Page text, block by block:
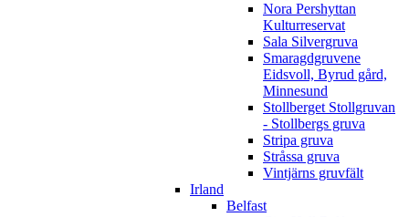
Nora Pershyttan
Kulturreservat
Sala Silvergruva
Smaragdgruvene
Eidsvoll, Byrud gård,
Minnesund
Stollberget Stollgruvan
- Stollbergs gruva
Stripa gruva
Stråssa gruva
Vintjärns gruvfält
Irland
Belfast